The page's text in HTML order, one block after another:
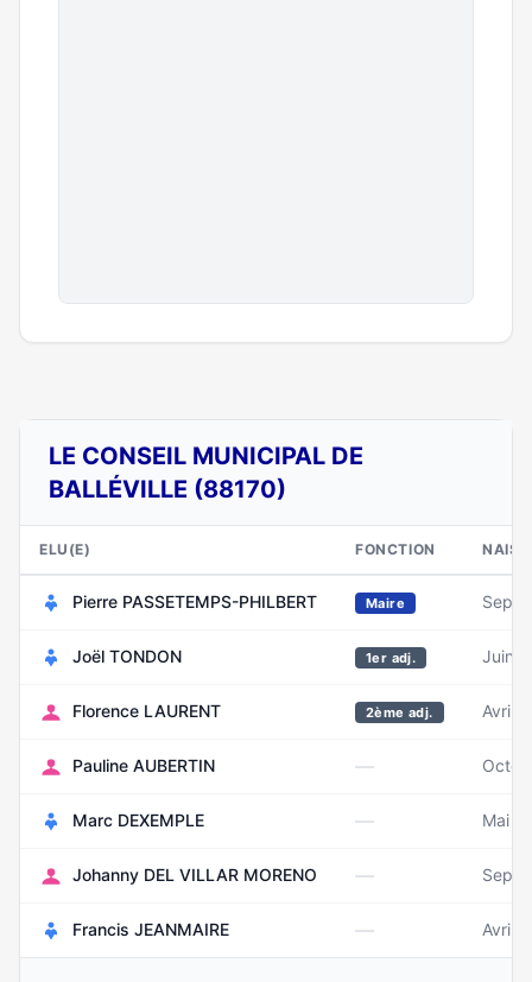
LE CONSEIL MUNICIPAL DE
BALLÉVILLE (88170)
ELU(E) FONCTION
Pierre PASSETEMPS-PHILBERT Maire
Joël TONDON 1er adj. Juin
Florence LAURENT 2ème adj. Avril
Pauline AUBERTIN —
Marc DEXEMPLE — Mai
Johanny DEL VILLAR MORENO —
Francis JEANMAIRE — Avril